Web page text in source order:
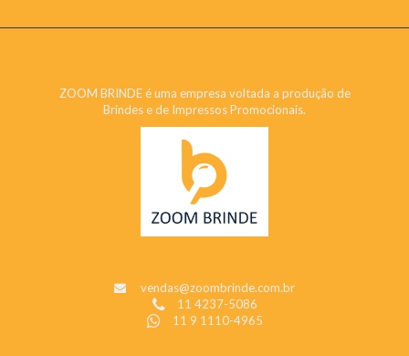
ZOOM BRINDE é uma empresa voltada a produção de
Brindes e de Impressos Promocionais.
vendas@zoombrinde.com.br
11 4237-5086
11 9 1110-4965